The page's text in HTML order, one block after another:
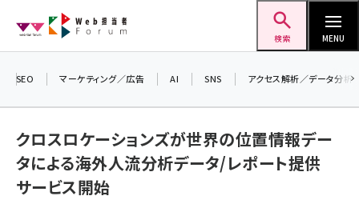
ン
検索 MENU
seo (3532)
SEO マーケティング／広告 AI SNS アクセス解析／データ分析
クロスロケーションズが世界の位置情報デー
タによる海外人流分析データ/レポート提供
サービス開始